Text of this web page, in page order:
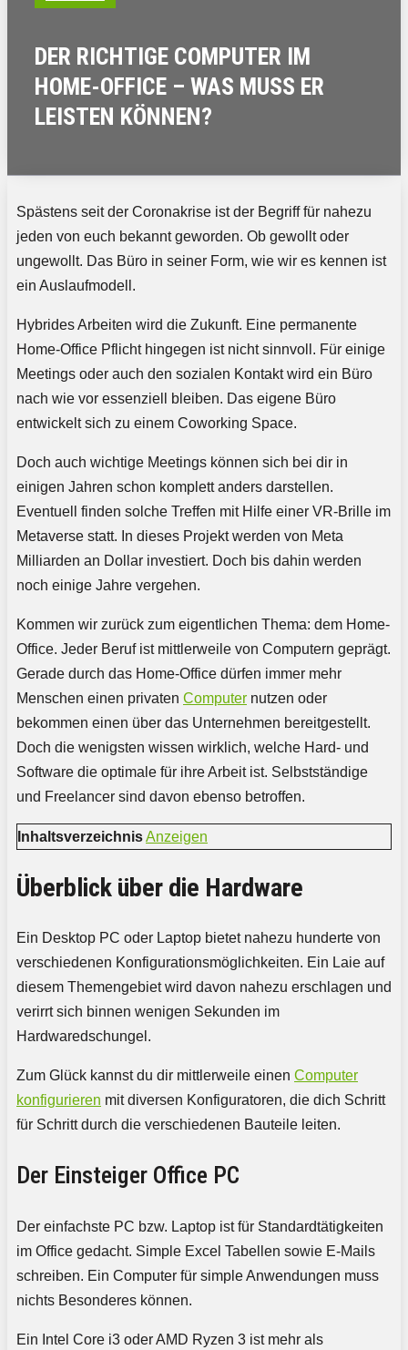
DER RICHTIGE COMPUTER IM
HOME-OFFICE – WAS MUSS ER
LEISTEN KÖNNEN?
Spästens seit der Coronakrise ist der Begriff für nahezu
jeden von euch bekannt geworden. Ob gewollt oder
ungewollt. Das Büro in seiner Form, wie wir es kennen ist
ein Auslaufmodell.
Hybrides Arbeiten wird die Zukunft. Eine permanente
Home-Office Pflicht hingegen ist nicht sinnvoll. Für einige
Meetings oder auch den sozialen Kontakt wird ein Büro
nach wie vor essenziell bleiben. Das eigene Büro
entwickelt sich zu einem Coworking Space.
Doch auch wichtige Meetings können sich bei dir in
einigen Jahren schon komplett anders darstellen.
Eventuell finden solche Treffen mit Hilfe einer VR-Brille im
Metaverse statt. In dieses Projekt werden von Meta
Milliarden an Dollar investiert. Doch bis dahin werden
noch einige Jahre vergehen.
Kommen wir zurück zum eigentlichen Thema: dem Home-
Office. Jeder Beruf ist mittlerweile von Computern geprägt.
Gerade durch das Home-Office dürfen immer mehr
Menschen einen privaten Computer nutzen oder
bekommen einen über das Unternehmen bereitgestellt.
Doch die wenigsten wissen wirklich, welche Hard- und
Software die optimale für ihre Arbeit ist. Selbstständige
und Freelancer sind davon ebenso betroffen.
InhaltsverzeichnisAnzeigen
Überblick über die Hardware
Ein Desktop PC oder Laptop bietet nahezu hunderte von
verschiedenen Konfigurationsmöglichkeiten. Ein Laie auf
diesem Themengebiet wird davon nahezu erschlagen und
verirrt sich binnen wenigen Sekunden im
Hardwaredschungel.
Zum Glück kannst du dir mittlerweile einen Computer
konfigurieren mit diversen Konfiguratoren, die dich Schritt
für Schritt durch die verschiedenen Bauteile leiten.
Der Einsteiger Office PC
Der einfachste PC bzw. Laptop ist für Standardtätigkeiten
im Office gedacht. Simple Excel Tabellen sowie E-Mails
schreiben. Ein Computer für simple Anwendungen muss
nichts Besonderes können.
Ein Intel Core i3 oder AMD Ryzen 3 ist mehr als